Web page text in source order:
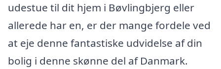
udestue til dit hjem i Bøvlingbjerg eller
allerede har en, er der mange fordele ved
at eje denne fantastiske udvidelse af din
bolig i denne skønne del af Danmark.